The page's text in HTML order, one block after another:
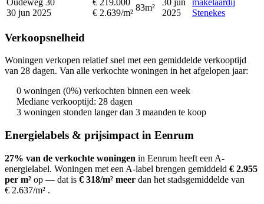
Oudeweg 30
30 jun 2025
€ 219.000
€ 2.639/m²
83m²
30 jun
2025
makelaardij
Stenekes
Verkoopsnelheid
Woningen verkopen relatief snel met een gemiddelde verkooptijd
van 28 dagen. Van alle verkochte woningen in het afgelopen jaar:
0 woningen (0%) verkochten binnen een week
Mediane verkooptijd: 28 dagen
3 woningen stonden langer dan 3 maanden te koop
Energielabels & prijsimpact in Eenrum
27% van de verkochte woningen in Eenrum heeft een A-
energielabel. Woningen met een A-label brengen gemiddeld € 2.955
per m² op — dat is € 318/m² meer dan het stadsgemiddelde van
€ 2.637/m² .